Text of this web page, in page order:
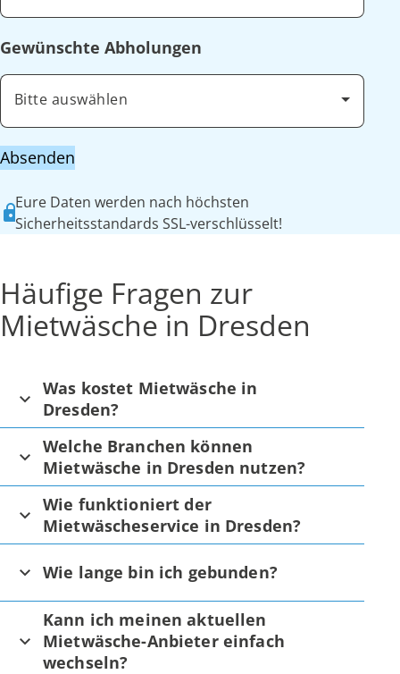
Gewünschte Abholungen
Bitte auswählen
Absenden
Eure Daten werden nach höchsten
Sicherheitsstandards SSL-verschlüsselt!
Häufige Fragen zur
Mietwäsche in Dresden
Was kostet Mietwäsche in
Dresden?
Welche Branchen können
Mietwäsche in Dresden nutzen?
Wie funktioniert der
Mietwäscheservice in Dresden?
Wie lange bin ich gebunden?
Kann ich meinen aktuellen
Mietwäsche-Anbieter einfach
wechseln?